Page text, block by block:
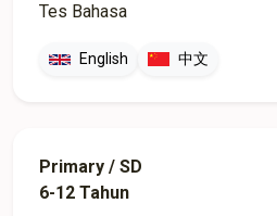
Tes Bahasa
English 中文
Primary / SD
6-12 Tahun